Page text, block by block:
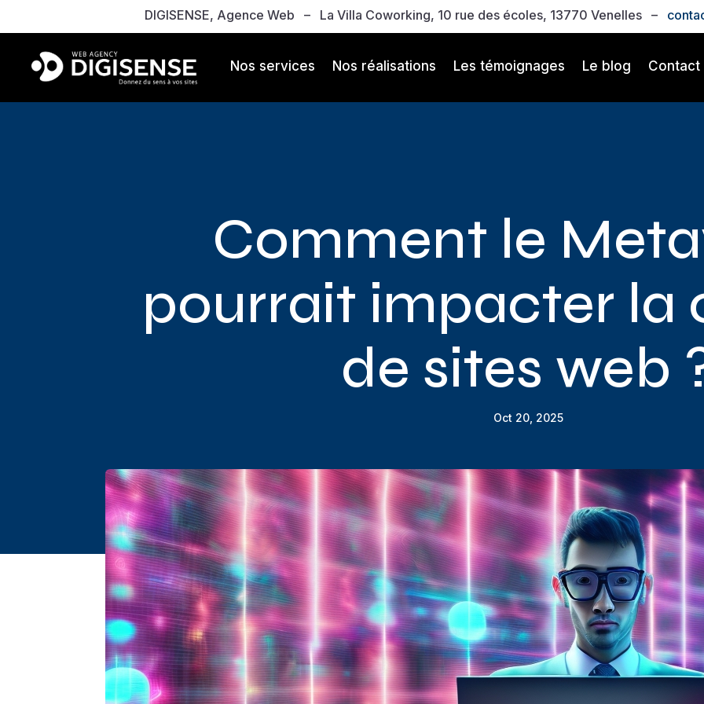
DIGISENSE, Agence Web – La Villa Coworking, 10 rue des écoles, 13770 Venelles –
Nos services Nos réalisations Les témoignages Le blog Contact
Comment le
pourrait impacter la
de sites web
Oct 20, 2025